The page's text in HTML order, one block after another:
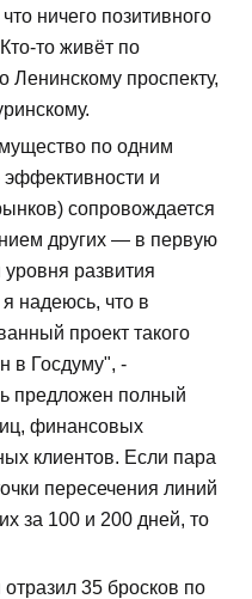
ничего позитивного
то живёт по
Ленинскому проспекту,
по одним
эффективности и
сопровождается
других — в первую
развития
надеюсь, что в
проект такого
в Госдуму", -
предложен полный
финансовых
клиентов. Если пара
пересечения линий
за 100 и 200 дней, то
35 бросков по